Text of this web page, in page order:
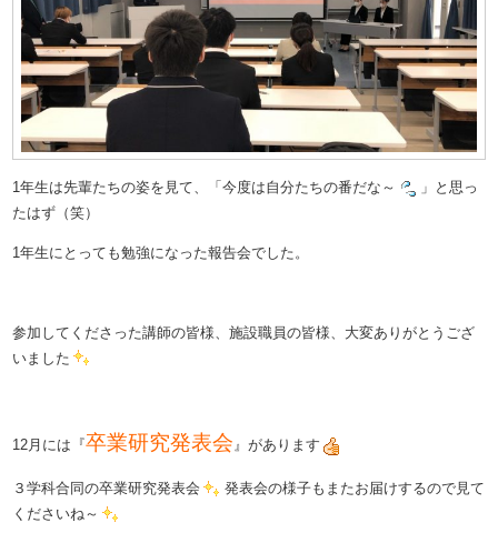
1年生は先輩たちの姿を見て、「今度は自分たちの番だな～
」と思っ
たはず（笑）
1年生にとっても勉強になった報告会でした。
参加してくださった講師の皆様、施設職員の皆様、大変ありがとうござ
いました
12月には『卒業研究発表会』があります
３学科合同の卒業研究発表会
発表会の様子もまたお届けするので見て
くださいね～